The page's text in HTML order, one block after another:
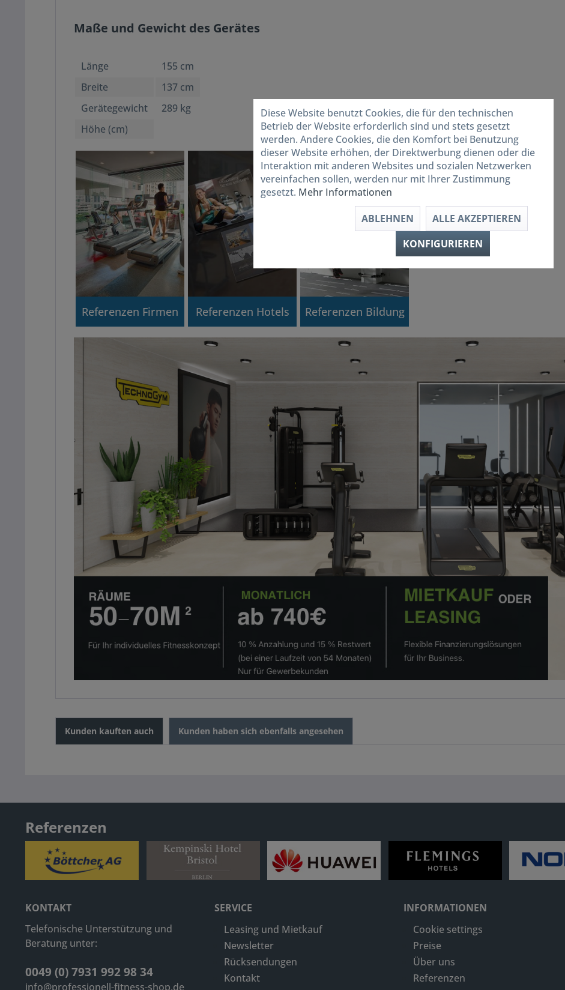
Maße und Gewicht des Gerätes
Länge
155 cm
Breite
137 cm
Gerätegewicht
289 kg
Höhe (cm)
Referenzen Firmen Referenzen Hotels Referenzen Bildung
Kunden kauften auch Kunden haben sich ebenfalls angesehen
Referenzen
KONTAKT
Telefonische Unterstützung und
Beratung unter:
0049 (0) 7931 992 98 34
info@professionell-fitness-shop.de
SERVICE
Leasing und Mietkauf
Newsletter
Rücksendungen
Kontakt
INFORMATIONEN
Cookie settings
Preise
Über uns
Referenzen
Diese Website benutzt Cookies, die für den technischen
Betrieb der Website erforderlich sind und stets gesetzt
werden. Andere Cookies, die den Komfort bei Benutzung
dieser Website erhöhen, der Direktwerbung dienen oder die
Interaktion mit anderen Websites und sozialen Netzwerken
vereinfachen sollen, werden nur mit Ihrer Zustimmung
gesetzt. Mehr Informationen
ABLEHNEN
ALLE AKZEPTIEREN
KONFIGURIEREN